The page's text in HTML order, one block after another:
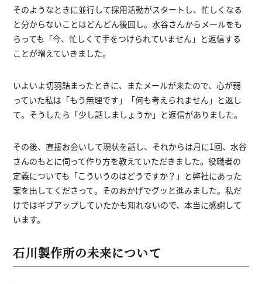
そのようなときに並行して採用活動がスタートし、忙しくなる
と分からないことはどんどん後回し。水谷さんからメールをも
らっても「今、忙しくて手をつけられていません」と返信する
ことが増えていきました。
いよいよ切羽詰まったときに、またメールが来たので、心が弱
っていた私は「もう無理です」「何も考えられません」と返し
て。そうしたら「少し話しましょうか」と返信がありました。
その後、直接お会いして現状を話し、それからは月に1回、水谷
さんのもとに伺って作り方を教えていただきました。役職者の
定義についても「こういうのはどうですか？」と弊社にあった
案を出してくださって。そのおかげでグッと進みました。私だ
けではギブアップしていたかも知れないので、本当に感謝して
います。
石川製作所の未来について